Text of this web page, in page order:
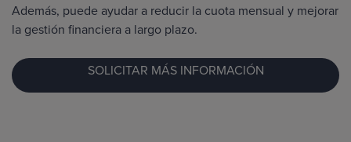
Además, puede ayudar a reducir la cuota mensual y mejorar
la gestión financiera a largo plazo.
SOLICITAR MÁS INFORMACIÓN